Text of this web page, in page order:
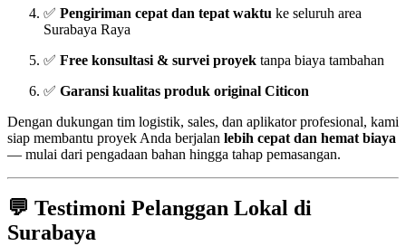
✅ Pengiriman cepat dan tepat waktu ke seluruh area
Surabaya Raya
✅ Free konsultasi & survei proyek tanpa biaya tambahan
✅ Garansi kualitas produk original Citicon
Dengan dukungan tim logistik, sales, dan aplikator profesional, kami
siap membantu proyek Anda berjalan lebih cepat dan hemat biaya
— mulai dari pengadaan bahan hingga tahap pemasangan.
💬 Testimoni Pelanggan Lokal di
Surabaya